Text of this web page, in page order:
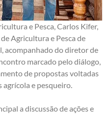
e Pesca, Carlos Kifer,
Agricultura e Pesca de
acompanhado do diretor de
marcado pelo diálogo,
de propostas voltadas
e pesqueiro.
a discussão de ações e